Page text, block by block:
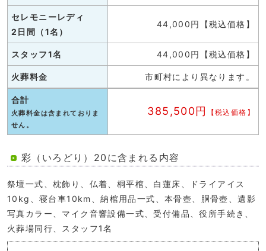
セレモニーレディ
2日間（1名）
44,000円【税込価格】
スタッフ1名 44,000円【税込価格】
火葬料金 市町村により異なります。
合計
火葬料金は含まれておりま
せん。
385,500円 【税込価格】
彩（いろどり）20に含まれる内容
祭壇一式、枕飾り、仏着、桐平棺、白蓮床、ドライアイス
10kg、寝台車10km、納棺用品一式、本骨壺、胴骨壺、遺影
写真カラー、マイク音響設備一式、受付備品、役所手続き、
火葬場同行、スタッフ1名